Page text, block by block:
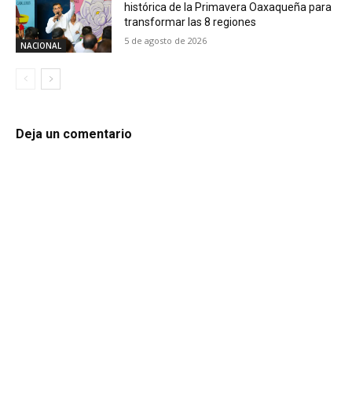
NACIONAL
histórica de la Primavera Oaxaqueña para
transformar las 8 regiones
5 de agosto de 2026
Deja un comentario